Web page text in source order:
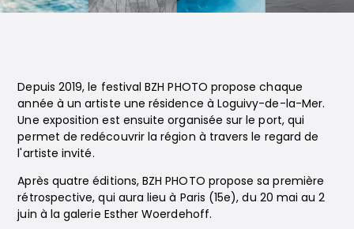
Depuis 2019, le festival BZH PHOTO propose chaque
année à un artiste une résidence à Loguivy-de-la-Mer.
Une exposition est ensuite organisée sur le port, qui
permet de redécouvrir la région à travers le regard de
l'artiste invité.
Après quatre éditions, BZH PHOTO propose sa première
rétrospective, qui aura lieu à Paris (15e), du 20 mai au 2
juin à la galerie Esther Woerdehoff.